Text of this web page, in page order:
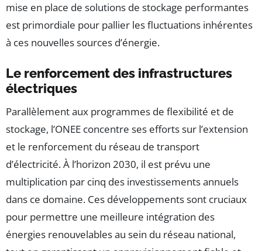
mise en place de solutions de stockage performantes
est primordiale pour pallier les fluctuations inhérentes
à ces nouvelles sources d’énergie.
Le renforcement des infrastructures
électriques
Parallèlement aux programmes de flexibilité et de
stockage, l’ONEE concentre ses efforts sur l’extension
et le renforcement du réseau de transport
d’électricité. À l’horizon 2030, il est prévu une
multiplication par cinq des investissements annuels
dans ce domaine. Ces développements sont cruciaux
pour permettre une meilleure intégration des
énergies renouvelables au sein du réseau national,